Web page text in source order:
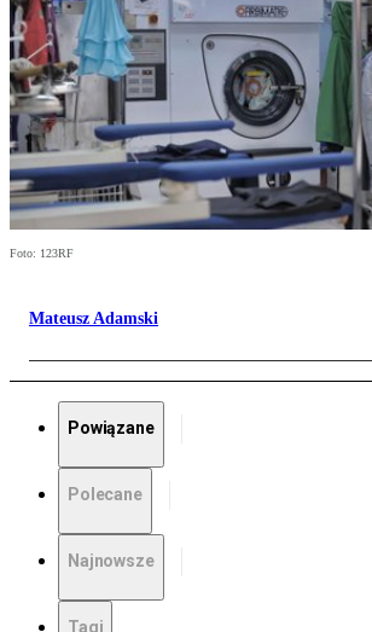
Foto: 123RF
Mateusz Adamski
Powiązane
Polecane
Najnowsze
Tagi